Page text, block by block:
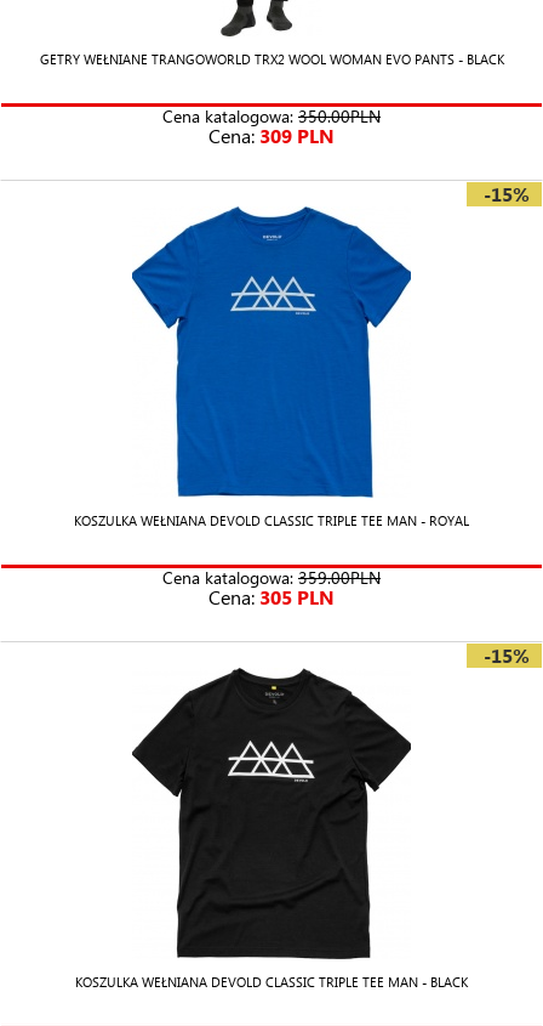
GETRY WEŁNIANE TRANGOWORLD TRX2 WOOL WOMAN EVO PANTS - BLACK
Cena katalogowa: 350.00PLN
Cena: 309 PLN
-15%
KOSZULKA WEŁNIANA DEVOLD CLASSIC TRIPLE TEE MAN - ROYAL
Cena katalogowa: 359.00PLN
Cena: 305 PLN
-15%
KOSZULKA WEŁNIANA DEVOLD CLASSIC TRIPLE TEE MAN - BLACK